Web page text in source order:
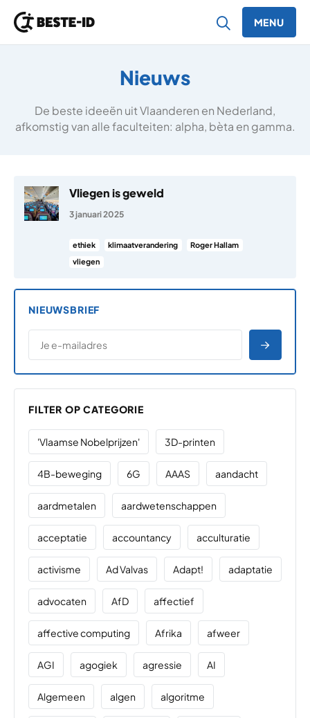
MENU
Nieuws
De beste ideeën uit Vlaanderen en Nederland,
afkomstig van alle faculteiten: alpha, bèta en gamma.
Vliegen is geweld
3 januari 2025
ethiek klimaatverandering
Roger Hallam
vliegen
NIEUWSBRIEF
E-MAILADRES
*
FILTER OP CATEGORIE
'Vlaamse Nobelprijzen' 3D-printen
4B-beweging 6G AAAS aandacht
aardmetalen aardwetenschappen
acceptatie accountancy acculturatie
activisme Ad Valvas Adapt! adaptatie
advocaten AfD affectief
affective computing Afrika afweer
AGI agogiek agressie AI
Algemeen algen algoritme